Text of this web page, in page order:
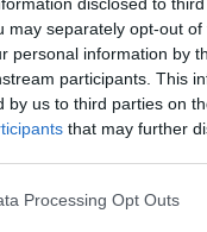
may separately opt-out
personal information by
participants. This
by us to third parties on
that may further
Processing Opt Outs
αισιοδοξίας από τον
«πρώτη διαδρομή»
Βίντεο